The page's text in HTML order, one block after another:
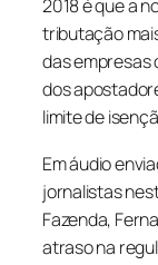
2018 é que a
tributação
das empresas
dos
limite de
Em áudio
jornalistas
Fazenda,
atraso na